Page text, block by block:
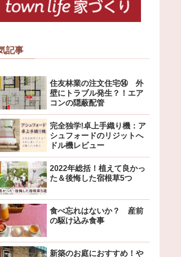
記事
住友林業の注文住宅⑭ 外
壁にトラブル発生？！エア
コンの隠蔽配管
完全独学!卓上手織り機：ア
シュフォードのリジットへ
ドル機レビュー
2022年総括！植えて良かっ
た＆後悔した宿根草5つ
食べ忘れはないか？ 産前
の駆け込み食事
新築のお庭におすすめ！や